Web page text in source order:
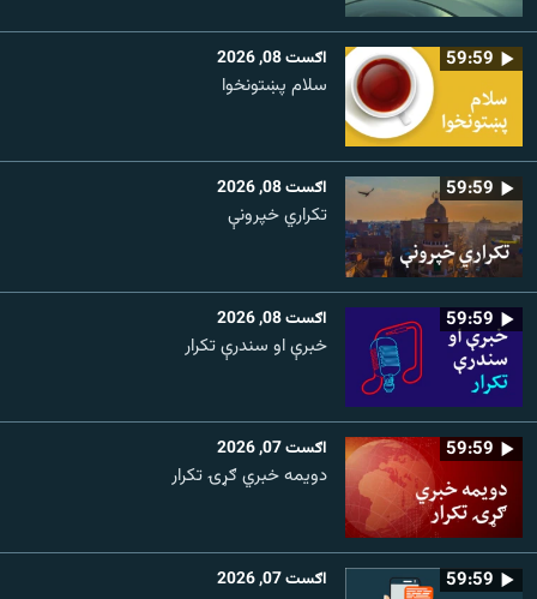
59:59 اګست 08, 2026
سلام پښتونخوا
59:59 اګست 08, 2026
تکراري خپرونې
59:59 اګست 08, 2026
خبرې او سندرې تکرار
59:59 اګست 07, 2026
دویمه خبري ګړۍ تکرار
59:59 اګست 07, 2026